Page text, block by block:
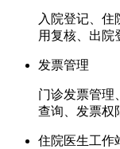
入院登记、
用复核、出院
发票管理
门诊发票管理
查询、发票权
住院医生工作